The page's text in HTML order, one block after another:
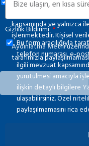
numarası, e-posta
kapsamında ve yalnızca
işlenmektedir. Kişisel
Aydınlatma Metni
tarafımızla
Gizlilik Bildirimi
Bu form aracılığıyla
telefon numarası, e-
ilgili mevzuat
yürütülmesi amacıyla
ilişkin detaylı bilgilere
ulaşabilirsiniz. Özel
paylaşılmamasını rica